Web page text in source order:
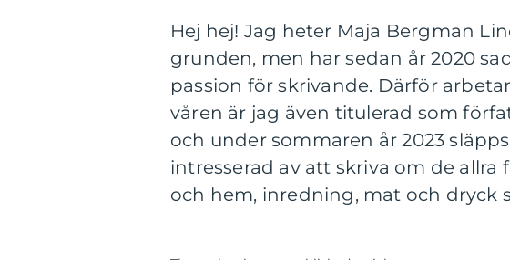
Hej hej! Jag heter Maja Bergman
grunden, men har sedan år 2020
passion för skrivande. Därför
våren är jag även titulerad som
och under sommaren år 2023
intresserad av att skriva om de
och hem, inredning, mat och dryck